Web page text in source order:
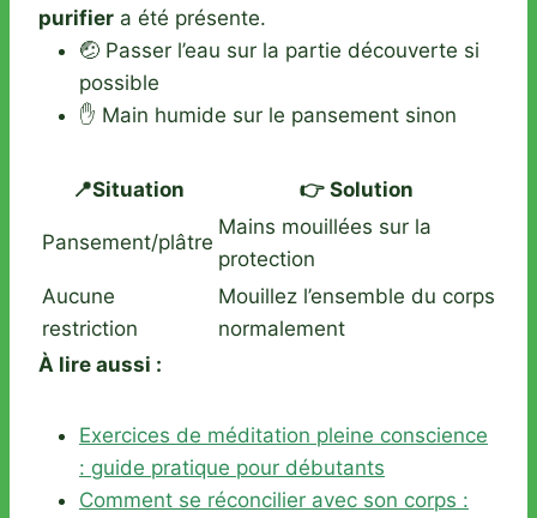
purifier a été présente.
🤕 Passer l’eau sur la partie découverte si
possible
✋ Main humide sur le pansement sinon
📍Situation 👉 Solution
Pansement/plâtre
Mains mouillées sur la
protection
Aucune
restriction
Mouillez l’ensemble du corps
normalement
À lire aussi :
Exercices de méditation pleine conscience
: guide pratique pour débutants
Comment se réconcilier avec son corps :